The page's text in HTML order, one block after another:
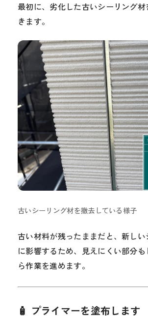
最初に、劣化した古いシーリング
きます。
古いシーリング材を撤去している様子
古い材料が残ったままだと、新し
に影響するため、見えにくい部分
ら作業を進めます。
🧴 プライマーを塗布します